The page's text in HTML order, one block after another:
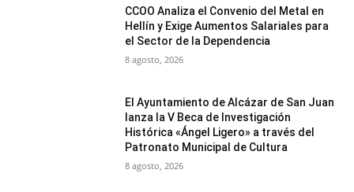
CCOO Analiza el Convenio del Metal en
Hellín y Exige Aumentos Salariales para
el Sector de la Dependencia
8 agosto, 2026
El Ayuntamiento de Alcázar de San Juan
lanza la V Beca de Investigación
Histórica «Ángel Ligero» a través del
Patronato Municipal de Cultura
8 agosto, 2026